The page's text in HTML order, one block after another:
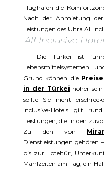
Flughafen die
Nach der Anmietung
Leistungen des Ultra All
All Inclusive
Die Türkei ist
Lebensmittelsystemen
Grund können die
in der Türkei höher
sollte Sie nicht
Inclusive-Hotels gilt
Leistungen, die in den
Zu den von
Dienstleistungen gehören
bis zur Hoteltür,
Mahlzeiten am Tag, ein